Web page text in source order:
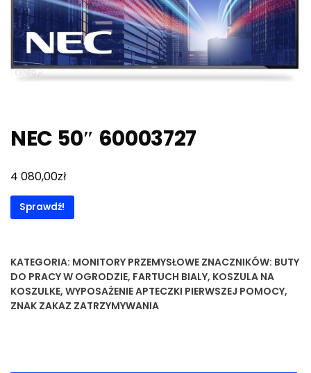
NEC 50″ 60003727
4 080,00zł
Sprawdź!
KATEGORIA: MONITORY PRZEMYSŁOWE ZNACZNIKÓW: BUTY
DO PRACY W OGRODZIE, FARTUCH BIALY, KOSZULA NA
KOSZULKE, WYPOSAŻENIE APTECZKI PIERWSZEJ POMOCY,
ZNAK ZAKAZ ZATRZYMYWANIA